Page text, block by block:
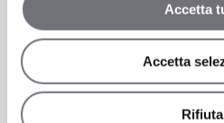
Accetta
Accetta
Rifiuta